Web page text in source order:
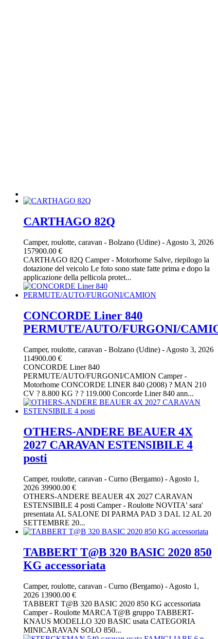
CARTHAGO 82Q
Camper, roulotte, caravan - Bolzano (Udine) - Agosto 3, 2026
157900.00 €
CARTHAGO 82Q Camper - Motorhome Salve, riepilogo la
dotazione del veicolo Le foto sono state fatte prima e dopo la
applicazione della pellicola protet...
CONCORDE Liner 840
PERMUTE/AUTO/FURGONI/
Camper, roulotte, caravan - Bolzano (Udine) - Agosto 3, 2026
114900.00 €
CONCORDE Liner 840
PERMUTE/AUTO/FURGONI/CAMION Camper -
Motorhome CONCORDE LINER 840 (2008) ? MAN 210
CV ? 8.800 KG ? ? 119.000 Concorde Liner 840 ann...
OTHERS-ANDERE BEAUER 4X
2027 CARAVAN ESTENSIBILE 4
posti
Camper, roulotte, caravan - Curno (Bergamo) - Agosto 1,
2026 39900.00 €
OTHERS-ANDERE BEAUER 4X 2027 CARAVAN
ESTENSIBILE 4 posti Camper - Roulotte NOVITA' sara'
presentata AL SALONE DI PARMA PAD 3 DAL 12 AL 20
SETTEMBRE 20...
TABBERT T@B 320 BASIC 2020 850
KG accessoriata
Camper, roulotte, caravan - Curno (Bergamo) - Agosto 1,
2026 13900.00 €
TABBERT T@B 320 BASIC 2020 850 KG accessoriata
Camper - Roulotte MARCA T@B gruppo TABBERT-
KNAUS MODELLO 320 BASIC usata CATEGORIA
MINICARAVAN SOLO 850...